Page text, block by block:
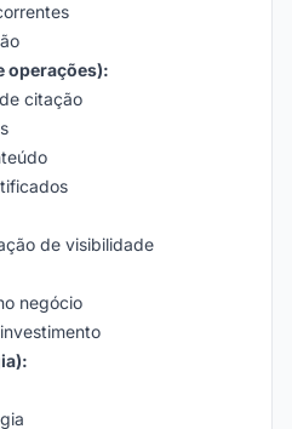
operações):
citação
de visibilidade
negócio